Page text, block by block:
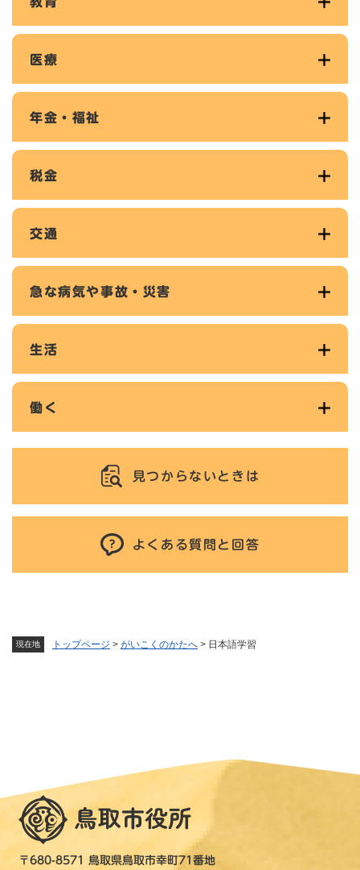
現在地 トップページ > がいこくのかたへ > 日本語学習
医療
年金・福祉
税金
交通
急な病気や事故・災害
生活
働く
見つからないときは
よくある質問と回答
〒680-8571 鳥取県鳥取市幸町71番地